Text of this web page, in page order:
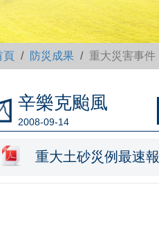
頁 防災成果 重大災害事件
辛樂克颱風
2008-09-14
重大土砂災例最速報